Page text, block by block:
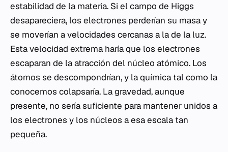
estabilidad de la materia. Si el campo de Higgs
desapareciera, los electrones perderían su masa y
se moverían a velocidades cercanas a la de la luz.
Esta velocidad extrema haría que los electrones
escaparan de la atracción del núcleo atómico. Los
átomos se descompondrían, y la química tal como la
conocemos colapsaría. La gravedad, aunque
presente, no sería suficiente para mantener unidos a
los electrones y los núcleos a esa escala tan
pequeña.